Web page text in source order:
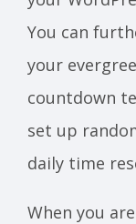
You can
your
countdown
set up
daily time
When you